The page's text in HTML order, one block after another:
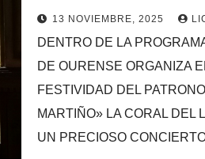
13 NOVIEMBRE, 2025
DENTRO DE LA
DE OURENSE ORGANIZA
FESTIVIDAD DEL
MARTIÑO» LA CORAL DEL
UN PRECIOSO